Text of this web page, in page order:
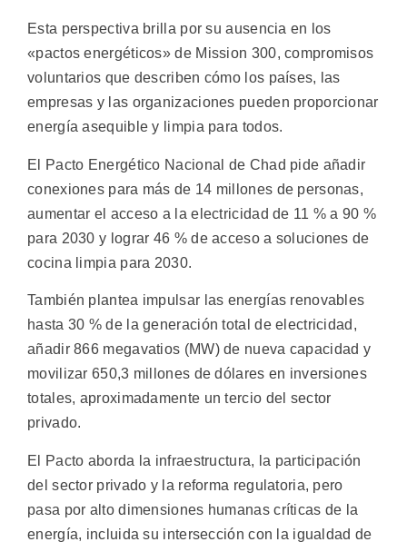
Esta perspectiva brilla por su ausencia en los
«pactos energéticos» de Mission 300, compromisos
voluntarios que describen cómo los países, las
empresas y las organizaciones pueden proporcionar
energía asequible y limpia para todos.
El Pacto Energético Nacional de Chad pide añadir
conexiones para más de 14 millones de personas,
aumentar el acceso a la electricidad de 11 % a 90 %
para 2030 y lograr 46 % de acceso a soluciones de
cocina limpia para 2030.
También plantea impulsar las energías renovables
hasta 30 % de la generación total de electricidad,
añadir 866 megavatios (MW) de nueva capacidad y
movilizar 650,3 millones de dólares en inversiones
totales, aproximadamente un tercio del sector
privado.
El Pacto aborda la infraestructura, la participación
del sector privado y la reforma regulatoria, pero
pasa por alto dimensiones humanas críticas de la
energía, incluida su intersección con la igualdad de